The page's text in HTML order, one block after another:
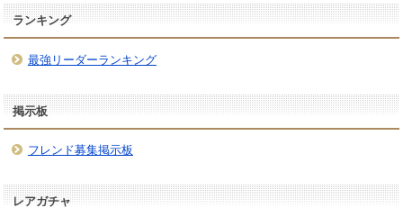
ランキング
最強リーダーランキング
掲示板
フレンド募集掲示板
レアガチャ